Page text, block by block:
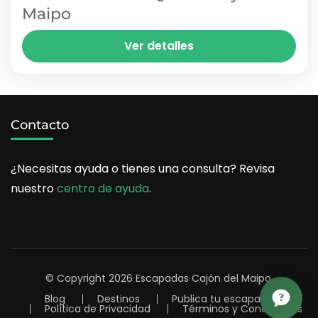
Maipo
La Costillería es un bar de estilo americano y
parrilla en el Cajón del Maipo, perfecto para
1 Person
Ver detalles
Contacto
¿Necesitas ayuda o tienes una consulta? Revisa
nuestrocentro de ayuda.
© Copyright 2026 Escapadas Cajón del Maipo.
Blog
Destinos Publica tu escapada
Política de Privacidad Términos y Condiciones